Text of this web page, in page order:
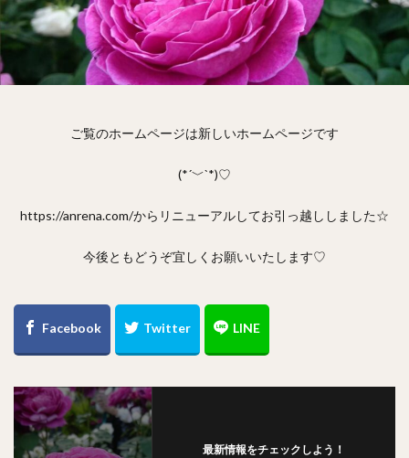
ご覧のホームページは新しいホームページです
(*´﹀`*)♡
https://anrena.com/からリニューアルしてお引っ越ししました☆
今後ともどうぞ宜しくお願いいたします♡
最新情報をチェックしよう！